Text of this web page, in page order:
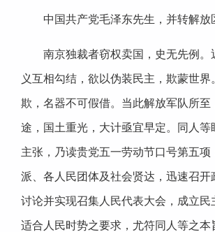
中国共产党毛泽东先生，并转解放
南京独裁者窃权卖国，史无先例。
义互相勾结，欲以伪装民主，欺蒙世界
欺，名器不可假借。当此解放军队所至
途，国土重光，大计亟宜早定。同人等
主张，乃读贵党五一劳动节口号第五项
派、各人民团体及社会贤达，迅速召开
讨论并实现召集人民代表大会，成立民
适合人民时势之要求，尤符同人等之本